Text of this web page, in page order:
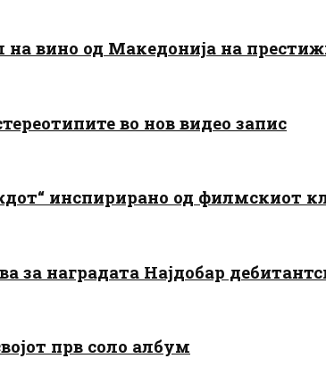
на вино од Македонија на
во нов видео запис
инспирирано од филмскиот
за наградата Најдобар
прв соло албум